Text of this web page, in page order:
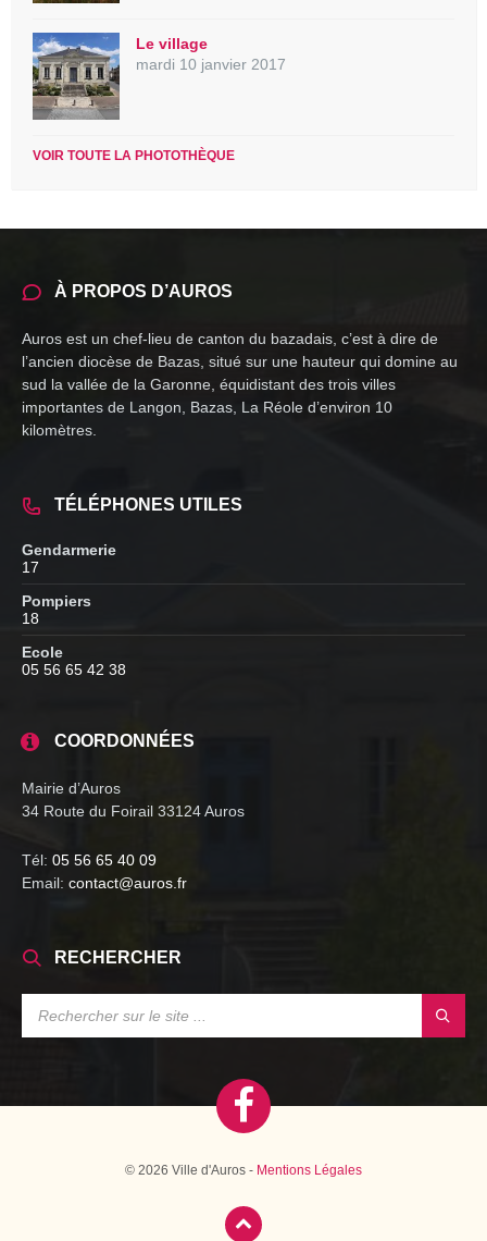
Le village
mardi 10 janvier 2017
VOIR TOUTE LA PHOTOTHÈQUE
À PROPOS D’AUROS
Auros est un chef-lieu de canton du bazadais, c’est à dire de
l’ancien diocèse de Bazas, situé sur une hauteur qui domine au
sud la vallée de la Garonne, équidistant des trois villes
importantes de Langon, Bazas, La Réole d’environ 10
kilomètres.
TÉLÉPHONES UTILES
Gendarmerie
17
Pompiers
18
Ecole
05 56 65 42 38
COORDONNÉES
Mairie d’Auros
34 Route du Foirail 33124 Auros
Tél: 05 56 65 40 09
Email: contact@auros.fr
RECHERCHER
© 2026 Ville d'Auros - Mentions Légales